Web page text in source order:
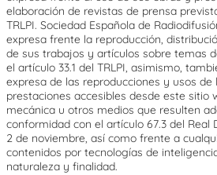
elaboración de revistas de prensa
TRLPI. Sociedad Española de
expresa frente la reproducción,
de sus trabajos y artículos sobre temas
el artículo 33.1 del TRLPI, asimismo,
expresa de las reproducciones y usos de
prestaciones accesibles desde este sitio
mecánica u otros medios que resulten
conformidad con el artículo 67.3 del Real
2 de noviembre, así como frente a
contenidos por tecnologías de
naturaleza y finalidad.